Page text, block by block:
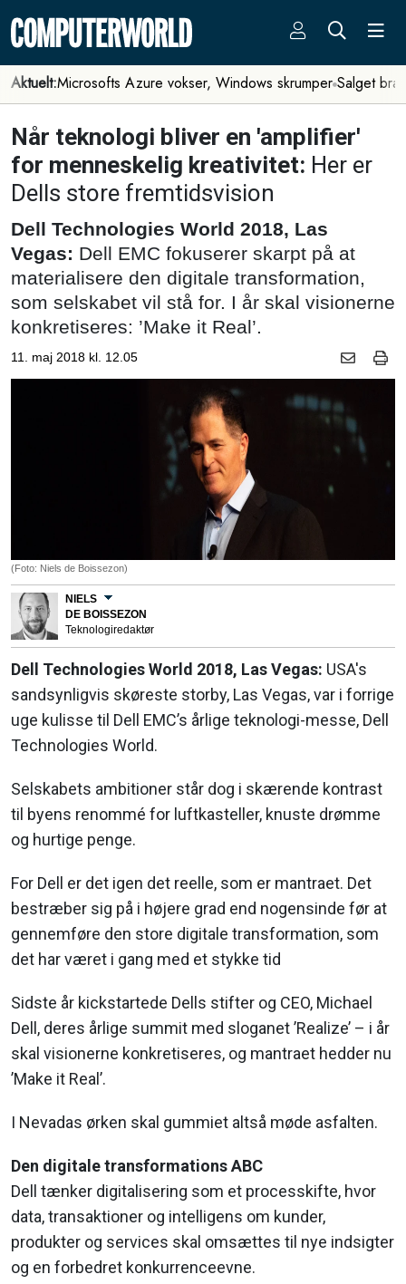
Aktuelt:Microsofts Azure vokser, Windows skrumper Salget
Når teknologi bliver en 'amplifier'
for menneskelig kreativitet: Her er
Dells store fremtidsvision
Dell Technologies World 2018, Las
Vegas: Dell EMC fokuserer skarpt på at
materialisere den digitale transformation,
som selskabet vil stå for. I år skal visionerne
konkretiseres: ’Make it Real’.
11. maj 2018 kl. 12.05
(Foto: Niels de Boissezon)
NIELS
DE BOISSEZON
Teknologiredaktør
Dell Technologies World 2018, Las Vegas: USA's
sandsynligvis skøreste storby, Las Vegas, var i forrige
uge kulisse til Dell EMC’s årlige teknologi-messe, Dell
Technologies World.
Selskabets ambitioner står dog i skærende kontrast
til byens renommé for luftkasteller, knuste drømme
og hurtige penge.
For Dell er det igen det reelle, som er mantraet. Det
bestræber sig på i højere grad end nogensinde før at
gennemføre den store digitale transformation, som
det har været i gang med et stykke tid
Sidste år kickstartede Dells stifter og CEO, Michael
Dell, deres årlige summit med sloganet ’Realize’ – i år
skal visionerne konkretiseres, og mantraet hedder nu
’Make it Real’.
I Nevadas ørken skal gummiet altså møde asfalten.
Den digitale transformations ABC
Dell tænker digitalisering som et processkifte, hvor
data, transaktioner og intelligens om kunder,
produkter og services skal omsættes til nye indsigter
og en forbedret konkurrenceevne.